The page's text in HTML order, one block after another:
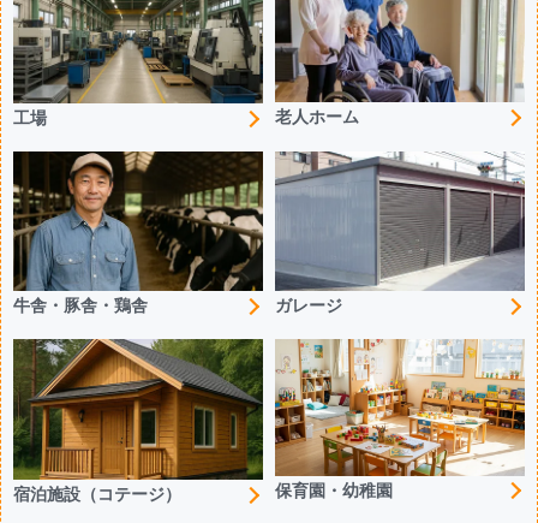
工場 老人ホーム
牛舎・豚舎・鶏舎 ガレージ
宿泊施設（コテージ） 保育園・幼稚園